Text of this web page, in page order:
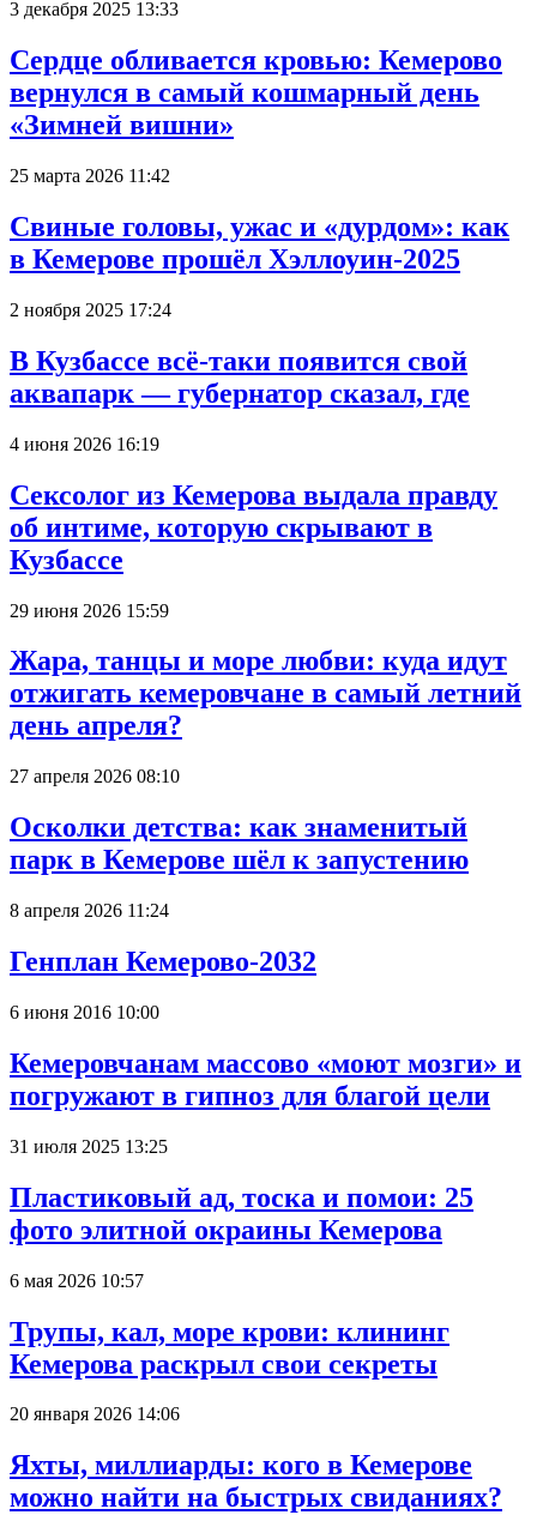
3 декабря 2025 13:33
Сердце обливается кровью: Кемерово
вернулся в самый кошмарный день
«Зимней вишни»
25 марта 2026 11:42
Свиные головы, ужас и «дурдом»: как
в Кемерове прошёл Хэллоуин-2025
2 ноября 2025 17:24
В Кузбассе всё-таки появится свой
аквапарк — губернатор сказал, где
4 июня 2026 16:19
Сексолог из Кемерова выдала правду
об интиме, которую скрывают в
Кузбассе
29 июня 2026 15:59
Жара, танцы и море любви: куда идут
отжигать кемеровчане в самый летний
день апреля?
27 апреля 2026 08:10
Осколки детства: как знаменитый
парк в Кемерове шёл к запустению
8 апреля 2026 11:24
Генплан Кемерово-2032
6 июня 2016 10:00
Кемеровчанам массово «моют мозги» и
погружают в гипноз для благой цели
31 июля 2025 13:25
Пластиковый ад, тоска и помои: 25
фото элитной окраины Кемерова
6 мая 2026 10:57
Трупы, кал, море крови: клининг
Кемерова раскрыл свои секреты
20 января 2026 14:06
Яхты, миллиарды: кого в Кемерове
можно найти на быстрых свиданиях?